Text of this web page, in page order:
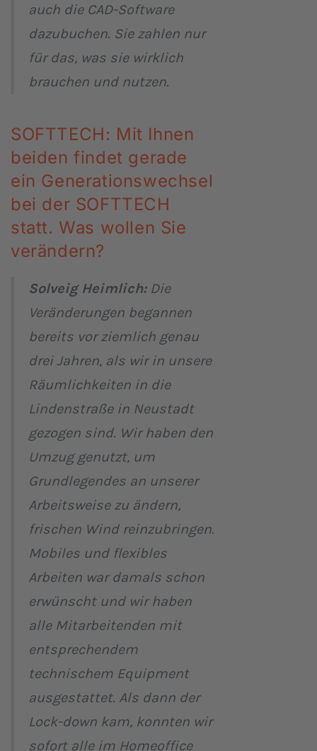
auch die CAD-Software
dazubuchen. Sie zahlen nur
für das, was sie wirklich
brauchen und nutzen.
SOFTTECH: Mit Ihnen
beiden findet gerade
ein Generationswechsel
bei der SOFTTECH
statt. Was wollen Sie
verändern?
Solveig Heimlich:Die
Veränderungen begannen
bereits vor ziemlich genau
drei Jahren, als wir in unsere
Räumlichkeiten in die
Lindenstraße in Neustadt
gezogen sind. Wir haben den
Umzug genutzt, um
Grundlegendes an unserer
Arbeitsweise zu ändern,
frischen Wind reinzubringen.
Mobiles und flexibles
Arbeiten war damals schon
erwünscht und wir haben
alle Mitarbeitenden mit
entsprechendem
technischem Equipment
ausgestattet. Als dann der
Lock-down kam, konnten wir
sofort alle im Homeoffice